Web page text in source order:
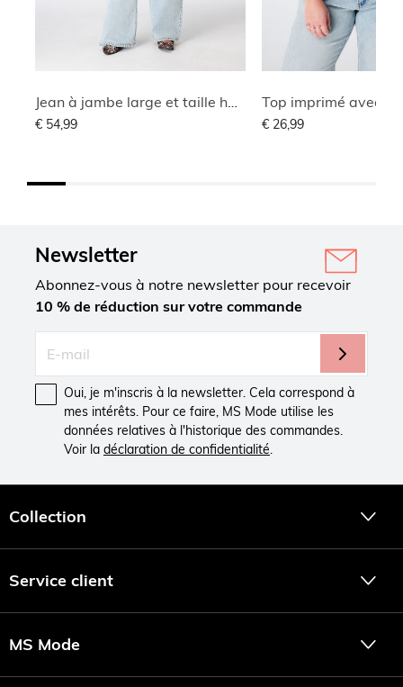
€ 54,99
Top imprimé avec
€ 26,99
Newsletter
Abonnez-vous à notre newsletter pour recevoir
10 % de réduction sur votre commande
Oui, je m'inscris à la newsletter. Cela correspond à
mes intérêts. Pour ce faire, MS Mode utilise les
données relatives à l'historique des commandes.
Voir la déclaration de confidentialité.
Collection
Service client
MS Mode